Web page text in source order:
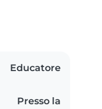
Educatore
Presso la